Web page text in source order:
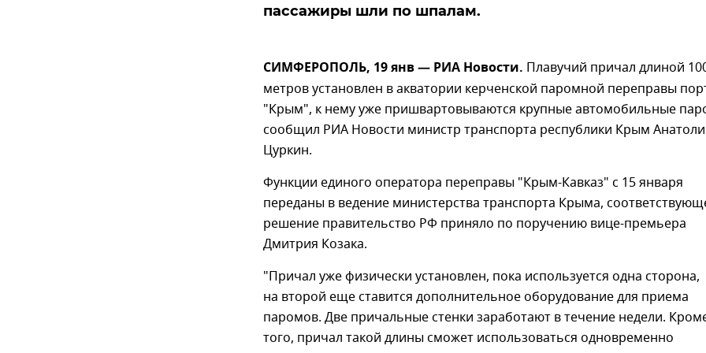
пассажиры шли по шпалам.
СИМФЕРОПОЛЬ, 19 янв — РИА Новости. Плавучий причал длиной
метров установлен в акватории керченской паромной переправы
"Крым", к нему уже пришвартовываются крупные автомобильные
сообщил РИА Новости министр транспорта республики Крым
Цуркин.
Функции единого оператора переправы "Крым-Кавказ" с 15 января
переданы в ведение министерства транспорта Крыма,
решение правительство РФ приняло по поручению вице-премьера
Дмитрия Козака.
"Причал уже физически установлен, пока используется одна сторона,
на второй еще ставится дополнительное оборудование для приема
паромов. Две причальные стенки заработают в течение недели.
того, причал такой длины сможет использоваться одновременно